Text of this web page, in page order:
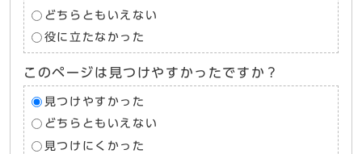
どちらともいえない
役に立たなかった
このページは見つけやすかったですか？
見つけやすかった
どちらともいえない
見つけにくかった